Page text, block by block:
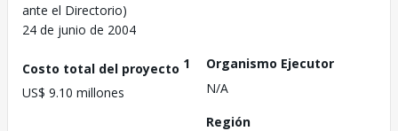
ante el Directorio)
24 de junio de 2004
Costo total del proyecto 1
US$ 9.10 millones
Organismo Ejecutor
N/A
Región